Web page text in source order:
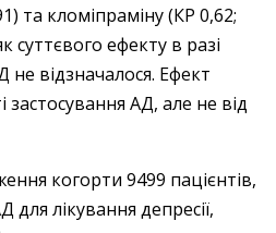
та кломіпраміну (КР 0,62;
суттєвого ефекту в разі
відзначалося. Ефект
застосування АД, але не від
когорти 9499 пацієнтів,
лікування депресії,